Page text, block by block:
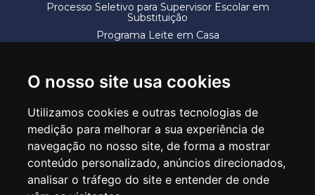
O nosso site usa cookies
Utilizamos cookies e outras tecnologias de
medição para melhorar a sua experiência de
navegação no nosso site, de forma a mostrar
conteúdo personalizado, anúncios direcionados,
analisar o tráfego do site e entender de onde
Processo Seletivo para Supervisor Escolar em
Substituição
Programa Leite em Casa
SECRETARIA DE EDUCAÇÃO
Rua Claudino Barbosa, 313 - Macedo - Guarulhos/SP CEP 07113-040